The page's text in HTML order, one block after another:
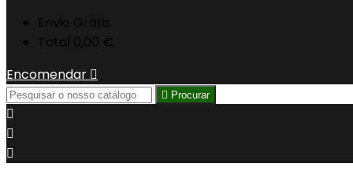
Envio Grátis
Total 0,00 €
Encomendar 
 Procurar


